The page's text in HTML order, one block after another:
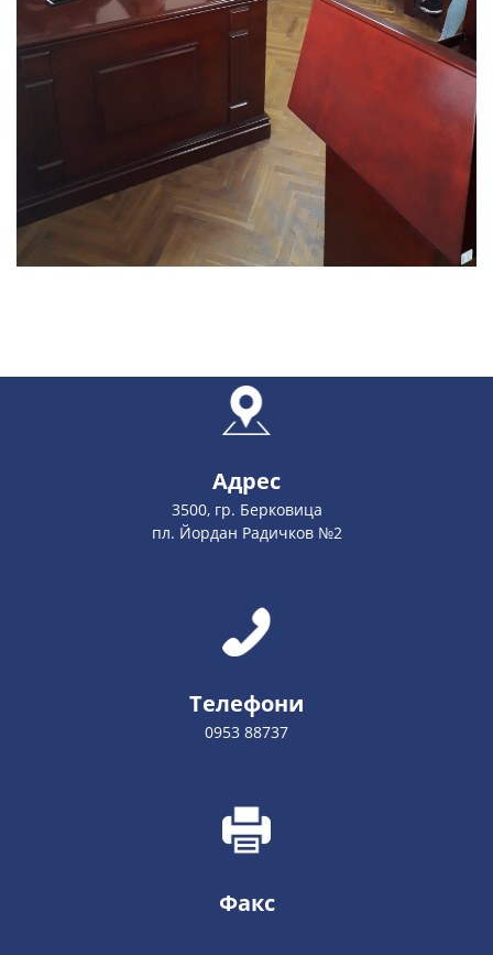
Адрес
3500, гр. Берковица
пл. Йордан Радичков №2
Телефони
0953 88737
Факс